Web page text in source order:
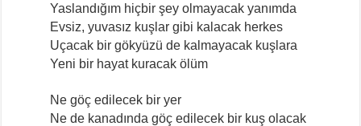
Yaslandığım hiçbir şey olmayacak yanımda
Evsiz, yuvasız kuşlar gibi kalacak herkes
Uçacak bir gökyüzü de kalmayacak kuşlara
Yeni bir hayat kuracak ölüm
Ne göç edilecek bir yer
Ne de kanadında göç edilecek bir kuş olacak